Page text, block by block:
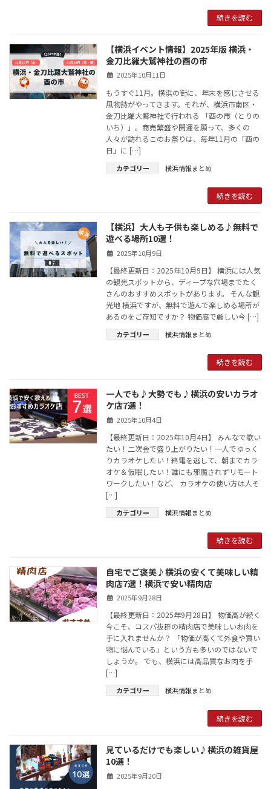
続きを読む
【横浜イベント情報】2025年版 横浜・
金刀比羅大鷲神社の酉の市
2025年10月11日
もうすぐ11月。横浜の街に、年末を感じさせる
風物詩がやってきます。それが、横浜市南区・
金刀比羅大鷲神社で行われる 「酉の市（とりの
いち）」。商売繁盛や開運を願って、多くの
人々が訪れるこのお祭りは、毎年11月の「酉の
日」に […]
カテゴリー 横浜情報まとめ
続きを読む
【横浜】大人も子供も楽しめる♪無料で
遊べる場所10選！
2025年10月9日
【最終更新日：2025年10月9日】 横浜には人気
の観光スポットから、ディープな穴場までたく
さんのおすすめスポットがあります。 そんな観
光地 横浜ですが、無料で遊んで楽しめる場所が
あるのをご存知ですか？ 物価高で厳しい今 […]
カテゴリー 横浜情報まとめ
続きを読む
一人でも♪大勢でも♪横浜の安いカラオ
ケ店7選！
2025年10月4日
【最終更新日：2025年10月4日】 みんなで歌い
たい！二次会で盛り上がりたい！一人でゆっく
りカラオケしたい！終電を逃して、朝までカラ
オケ＆仮眠したい！誰にも邪魔されずリモート
ワークしたい！など、 カラオケの使い方は人そ
[…]
カテゴリー 横浜情報まとめ
続きを読む
自宅でご褒美♪横浜の安くて美味しい精
肉店7選！横浜で安い精肉店
2025年9月28日
【最終更新日：2025年9月28日】 物価高が続く
今こそ、コスパ抜群の精肉店で美味しいお肉を
手に入れませんか？ 「物価が高くて外食や買い
物に悩んでいる」という方も多いのではないで
しょうか。 でも、横浜には高品質なお肉を手
[…]
カテゴリー 横浜情報まとめ
続きを読む
見ているだけでも楽しい♪横浜の雑貨屋
10選！
2025年9月20日